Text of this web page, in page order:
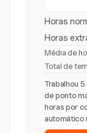
Horas
Horas
Média de
Total de
Trabalhou
de ponto
horas por
automático